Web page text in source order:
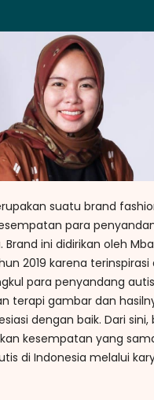
suatu brand
para
ini didirikan oleh
2019 karena terinspirasi
para penyandang
terapi gambar dan
dengan baik. Dari sini,
kesempatan yang
di Indonesia melalui